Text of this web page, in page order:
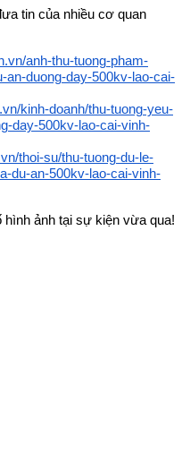
tin của nhiều cơ quan
anh-thu-tuong-pham-
an-duong-day-500kv-lao-cai-
kinh-doanh/thu-tuong-yeu-
day-500kv-lao-cai-vinh-
thoi-su/thu-tuong-du-le-
du-an-500kv-lao-cai-vinh-
hình ảnh tại sự kiện vừa qua!